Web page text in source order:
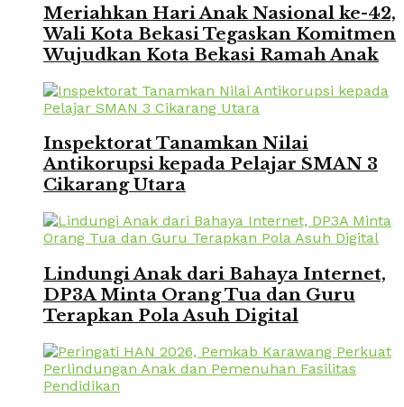
Meriahkan Hari Anak Nasional ke-42,
Wali Kota Bekasi Tegaskan Komitmen
Wujudkan Kota Bekasi Ramah Anak
Inspektorat Tanamkan Nilai
Antikorupsi kepada Pelajar SMAN 3
Cikarang Utara
Lindungi Anak dari Bahaya Internet,
DP3A Minta Orang Tua dan Guru
Terapkan Pola Asuh Digital